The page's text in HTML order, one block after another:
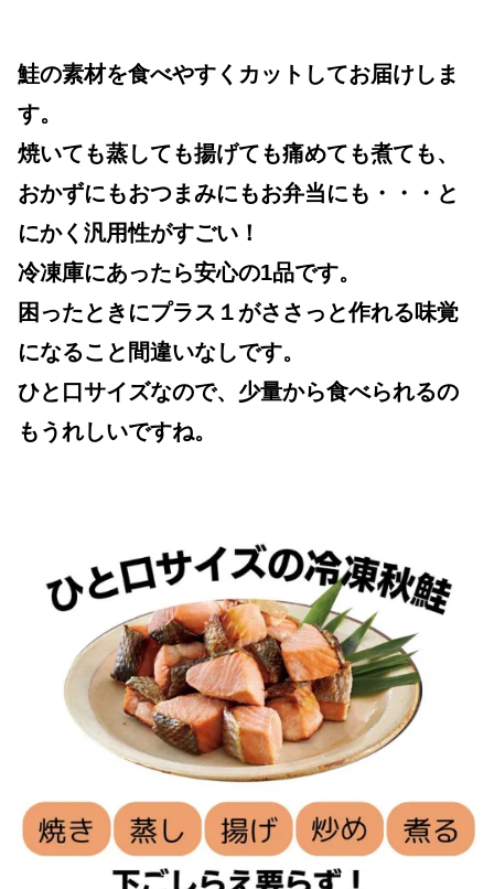
鮭の素材を食べやすくカットしてお届けしま
す。
焼いても蒸しても揚げても痛めても煮ても、
おかずにもおつまみにもお弁当にも・・・と
にかく汎用性がすごい！
冷凍庫にあったら安心の1品です。
困ったときにプラス１がささっと作れる味覚
になること間違いなしです。
ひと口サイズなので、少量から食べられるの
もうれしいですね。